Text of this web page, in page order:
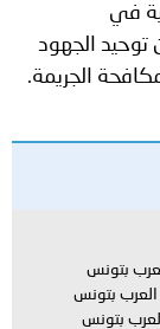
في
الجهود
الجريمة.
بتونس
العرب بتونس
العرب بتونس